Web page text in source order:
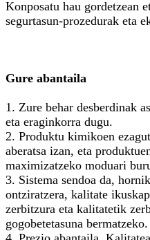
Konposatu hau gordetzean
segurtasun-prozedurak eta
Gure abantaila
1. Zure behar desberdinak
eta eraginkorra dugu.
2. Produktu kimikoen
aberatsa izan, eta
maximizatzeko moduari
3. Sistema sendoa da,
ontziratzera, kalitate
zerbitzura eta kalitatetik
gogobetetasuna bermatzeko.